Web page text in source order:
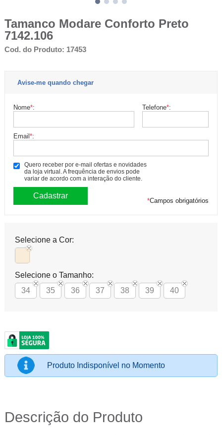
Tamanco Modare Conforto Preto
7142.106
Cod. do Produto: 17453
Avise-me quando chegar
Nome*: Telefone*:
Email*:
Quero receber por e-mail ofertas e novidades
da loja virtual. A frequência de envios pode
variar de acordo com a interação do cliente.
*Campos obrigatórios
Selecione a Cor:
Selecione o Tamanho:
34
35 36 37 38 39 40
Produto Indisponível no Momento
Descrição do Produto